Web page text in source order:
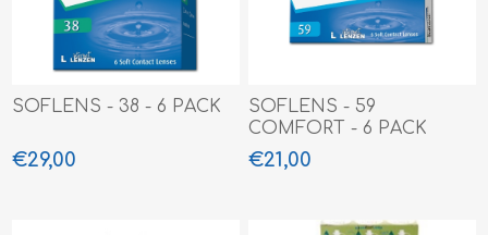
SOFLENS - 38 - 6 PACK
€29,00
SOFLENS - 59
COMFORT - 6 PACK
€21,00